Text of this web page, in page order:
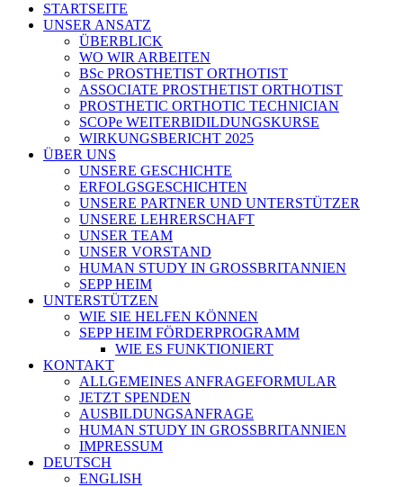
STARTSEITE
UNSER ANSATZ
ÜBERBLICK
WO WIR ARBEITEN
BSc PROSTHETIST ORTHOTIST
ASSOCIATE PROSTHETIST ORTHOTIST
PROSTHETIC ORTHOTIC TECHNICIAN
SCOPe WEITERBIDILDUNGSKURSE
WIRKUNGSBERICHT 2025
ÜBER UNS
UNSERE GESCHICHTE
ERFOLGSGESCHICHTEN
UNSERE PARTNER UND UNTERSTÜTZER
UNSERE LEHRERSCHAFT
UNSER TEAM
UNSER VORSTAND
HUMAN STUDY IN GROSSBRITANNIEN
SEPP HEIM
UNTERSTÜTZEN
WIE SIE HELFEN KÖNNEN
SEPP HEIM FÖRDERPROGRAMM
WIE ES FUNKTIONIERT
KONTAKT
ALLGEMEINES ANFRAGEFORMULAR
JETZT SPENDEN
AUSBILDUNGSANFRAGE
HUMAN STUDY IN GROSSBRITANNIEN
IMPRESSUM
DEUTSCH
ENGLISH